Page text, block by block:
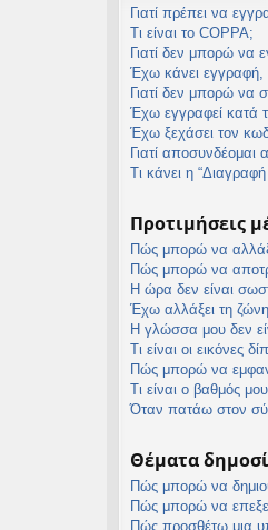
Γιατί πρέπει να
Τι είναι το COPPA;
Γιατί δεν μπορώ να
Έχω κάνει
Γιατί δεν μπορώ να
Έχω εγγραφεί κατά
Έχω ξεχάσει τον
Γιατί αποσυνδέομαι
Τι κάνει η
Προτιμήσεις
Πώς μπορώ να
Πώς μπορώ να
Η ώρα δεν είναι
Έχω αλλάξει τη
Η γλώσσα μου δεν
Τι είναι οι εικόνες
Πώς μπορώ να
Τι είναι ο βαθμός
Όταν πατάω στον
Θέματα
Πώς μπορώ να
Πώς μπορώ να
Πώς προσθέτω μια